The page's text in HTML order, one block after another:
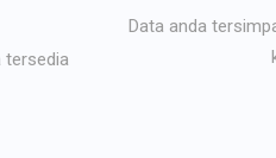
tersedia
Data anda